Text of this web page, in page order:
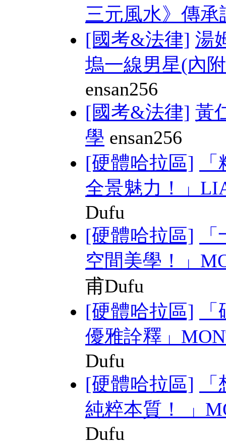
三元風水》傳承
[國考&法律] 湯
塢一線男星(內
ensan256
[國考&法律] 黃
學 ensan256
[硬體哈拉區]
全景魅力！」
Dufu
[硬體哈拉區]
空間美學！」
甫Dufu
[硬體哈拉區]
優雅詮釋」
Dufu
[硬體哈拉區]
純粹本質！ 」
Dufu